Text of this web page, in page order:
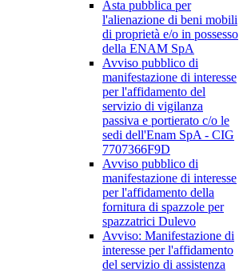
Asta pubblica per
l'alienazione di beni mobili
di proprietà e/o in possesso
della ENAM SpA
Avviso pubblico di
manifestazione di interesse
per l'affidamento del
servizio di vigilanza
passiva e portierato c/o le
sedi dell'Enam SpA - CIG
7707366F9D
Avviso pubblico di
manifestazione di interesse
per l'affidamento della
fornitura di spazzole per
spazzatrici Dulevo
Avviso: Manifestazione di
interesse per l'affidamento
del servizio di assistenza